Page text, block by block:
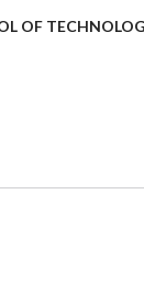
OF